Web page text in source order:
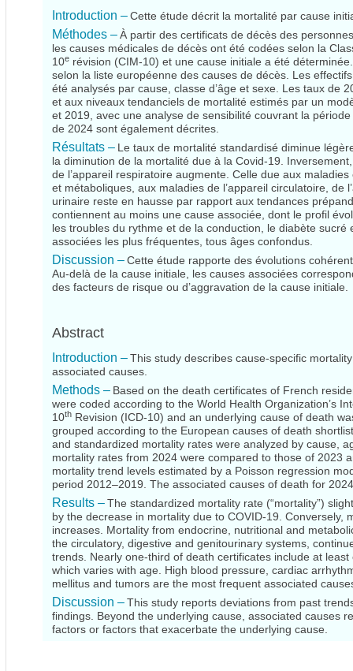
Introduction –Cette étude décrit la mortalité par cause
Méthodes –À partir des certificats de décès des
les causes médicales de décès ont été codées selon la
10e révision (CIM‑10) et une cause initiale a été
selon la liste européenne des causes de décès. Les
été analysés par cause, classe d’âge et sexe. Les taux de
et aux niveaux tendanciels de mortalité estimés par un
et 2019, avec une analyse de sensibilité couvrant la
de 2024 sont également décrites.
Résultats – Le taux de mortalité standardisé diminue
la diminution de la mortalité due à la Covid-19.
de l’appareil respiratoire augmente. Celle due aux
et métaboliques, aux maladies de l’appareil circulatoire, de
urinaire reste en hausse par rapport aux tendances
contiennent au moins une cause associée, dont le profil
les troubles du rythme et de la conduction, le diabète
associées les plus fréquentes, tous âges confondus.
Discussion –Cette étude rapporte des évolutions
Au‑delà de la cause initiale, les causes associées
des facteurs de risque ou d’aggravation de la cause initiale.
Abstract
Introduction –This study describes cause-specific
associated causes.
Methods – Based on the death certificates of French
were coded according to the World Health Organization’s
10th Revision (ICD‑10) and an underlying cause of death
grouped according to the European causes of death
and standardized mortality rates were analyzed by cause,
mortality rates from 2024 were compared to those of 2023
mortality trend levels estimated by a Poisson regression
period 2012–2019. The associated causes of death for
Results –The standardized mortality rate (“mortality”)
by the decrease in mortality due to COVID-19. Conversely,
increases. Mortality from endocrine, nutritional and
the circulatory, digestive and genitourinary systems,
trends. Nearly one-third of death certificates include at
which varies with age. High blood pressure, cardiac
mellitus and tumors are the most frequent associated
Discussion –This study reports deviations from past
findings. Beyond the underlying cause, associated causes
factors or factors that exacerbate the underlying cause.